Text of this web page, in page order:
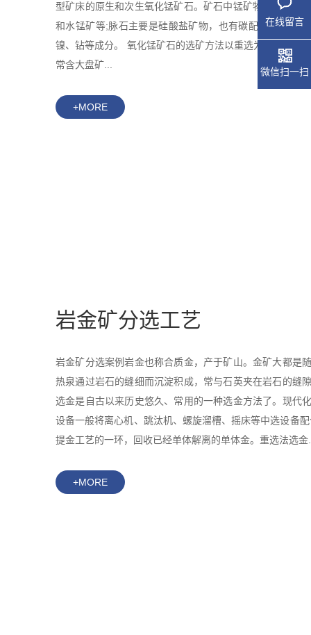
型矿床的原生和次生氧化锰矿石。矿石中锰矿物主要是硬
和水锰矿等;脉石主要是硅酸盐矿物，也有碳配盐矿物;常
镍、钻等成分。 氧化锰矿石的选矿方法以重选为主。风化
常含大盘矿...
+MORE
岩金矿分选工艺
岩金矿分选案例岩金也称合质金，产于矿山。金矿大都是
热泉通过岩石的缝细而沉淀积成，常与石英夹在岩石的缝
选金是自古以来历史悠久、常用的一种选金方法了。现代
设备一般将离心机、跳汰机、螺旋溜槽、摇床等中选设备
提金工艺的一环，回收已经单体解离的单体金。重选法选金
+MORE
在线留言
微信扫一扫